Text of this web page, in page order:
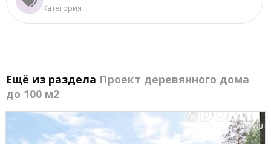
Категория
Ещё из раздела Проект деревянного дома
до 100 м2